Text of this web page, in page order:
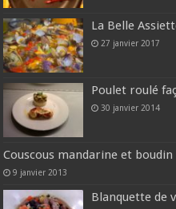
La Belle
27 janvier 2017
Poulet roulé
30 janvier 2014
Couscous mandarine et boudin
9 janvier 2013
Blanquette de